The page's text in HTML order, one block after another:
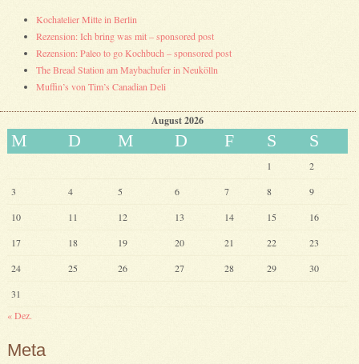
Kochatelier Mitte in Berlin
Rezension: Ich bring was mit – sponsored post
Rezension: Paleo to go Kochbuch – sponsored post
The Bread Station am Maybachufer in Neukölln
Muffin’s von Tim’s Canadian Deli
August 2026
M D M D F S S
1
2
3
4 5 6 7 8
9
10
11 12 13 14 15
16
17
18 19 20 21 22
23
24
25 26 27 28 29
30
31
« Dez.
Meta